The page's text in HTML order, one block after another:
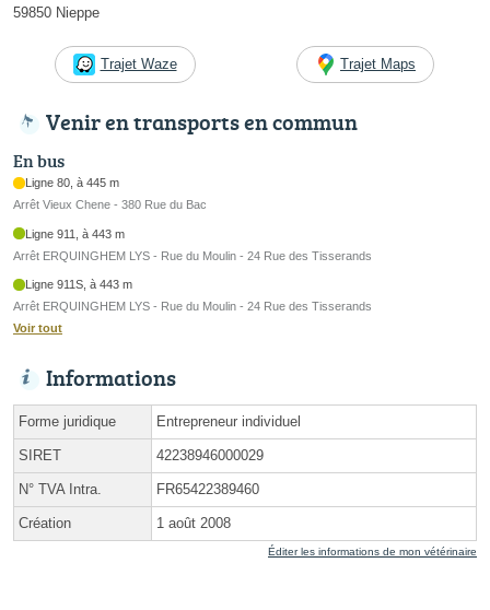
59850 Nieppe
Trajet Waze Trajet Maps
Venir en transports en commun
En bus
Ligne 80, à 445 m
Arrêt Vieux Chene - 380 Rue du Bac
Ligne 911, à 443 m
Arrêt ERQUINGHEM LYS - Rue du Moulin - 24 Rue des Tisserands
Ligne 911S, à 443 m
Arrêt ERQUINGHEM LYS - Rue du Moulin - 24 Rue des Tisserands
Voir tout
Informations
Forme juridique Entrepreneur individuel
SIRET 42238946000029
N° TVA Intra. FR65422389460
Création 1 août 2008
Éditer les informations de mon vétérinaire